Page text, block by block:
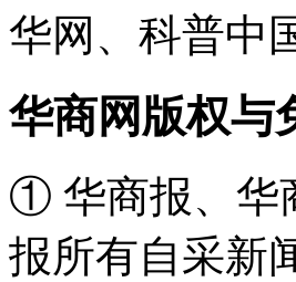
华网、科普中
华商网版权与
① 华商报、华
报所有自采新